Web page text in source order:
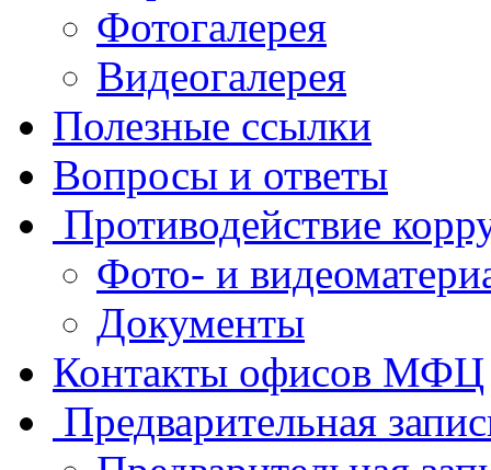
Фотогалерея
Видеогалерея
Полезные ссылки
Вопросы и ответы
Противодействие
Фото- и
Документы
Контакты офисов МФЦ
Предварительная